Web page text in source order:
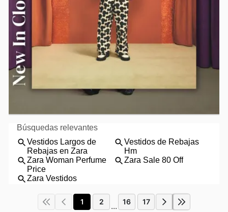
1 2 ... 16 17